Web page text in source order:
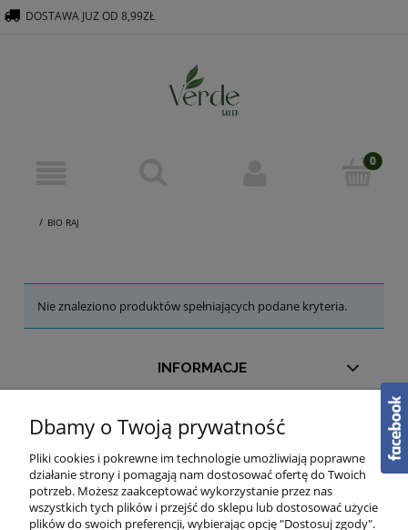
BIO RAJ
DOSTAWA JUZ OD 8,99ZŁ
Nie znaleziono produktów spełniających podane kryteria.
INFORMACJE
O NAS
Dbamy o Twoją prywatność
Pliki cookies i pokrewne im technologie umożliwiają poprawne
działanie strony i pomagają nam dostosować ofertę do Twoich
potrzeb. Możesz zaakceptować wykorzystanie przez nas
wszystkich tych plików i przejść do sklepu lub dostosować użycie
plików do swoich preferencji, wybierając opcję "Dostosuj zgody".